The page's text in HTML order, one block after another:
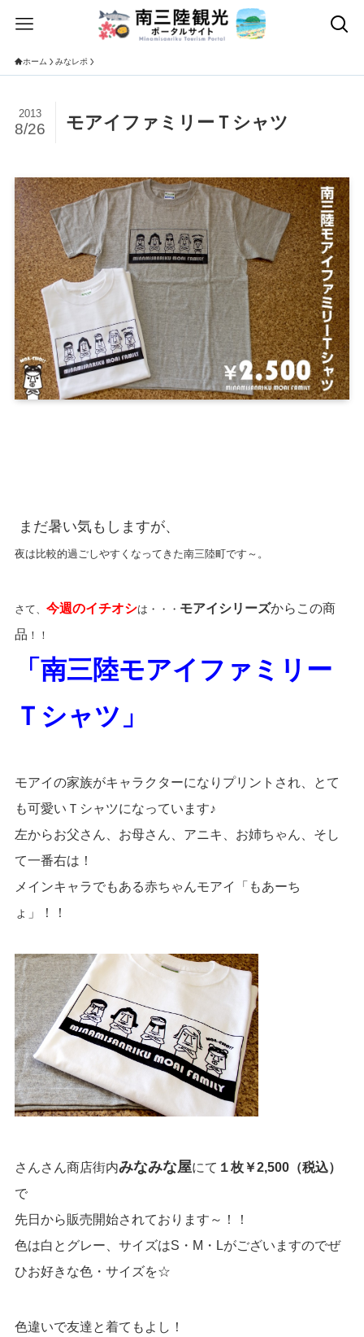
ホーム みなレポ
モアイファミリーＴシャツ
2013
8/26
まだ暑い気もしますが、
夜は比較的過ごしやすくなってきた南三陸町です～。
さて、 今週のイチオシは・・・ モアイシリーズからこの商
品 ！！
「南三陸モアイファミリー
Ｔシャツ」
モアイの家族がキャラクターになりプリントされ、とて
も可愛いＴシャツになっています♪
左からお父さん、お母さん、アニキ、お姉ちゃん、そし
て一番右は！
メインキャラでもある赤ちゃんモアイ「もあーち
ょ」！！
さんさん商店街内みなみな屋にて １枚￥2,500（税込）
で
先日から販売開始されております～！！
色は白とグレー、サイズはS・M・Lがございますのでぜ
ひお好きな色・サイズを☆
色違いで友達と着てもよし！